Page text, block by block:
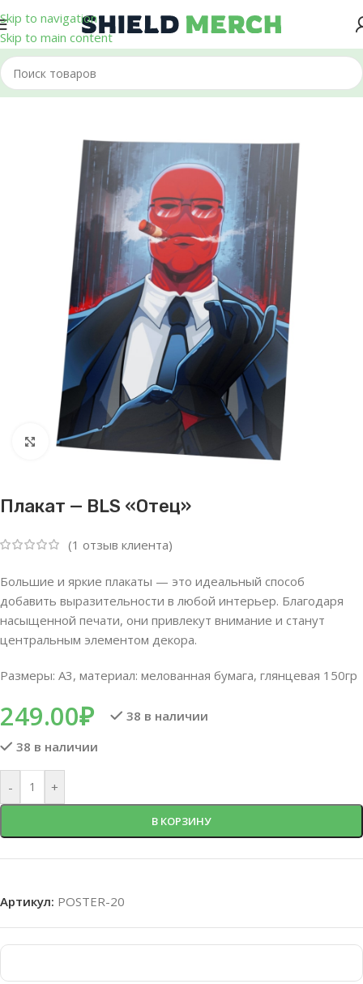
Skip to navigation
Skip to main content
Главная/Плакаты
Нажмите, чтобы увеличить
Плакат — BLS «Отец»
(1 отзыв клиента)
Большие и яркие плакаты — это идеальный способ
добавить выразительности в любой интерьер. Благодаря
насыщенной печати, они привлекут внимание и станут
центральным элементом декора.
Размеры: А3, материал: мелованная бумага, глянцевая 150гр
249.00₽
38 в наличии
38 в наличии
- +
В КОРЗИНУ
Артикул: POSTER-20